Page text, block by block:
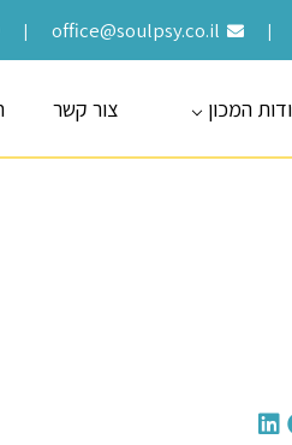
| office@soulpsy.co.il |
המכון צור קשר